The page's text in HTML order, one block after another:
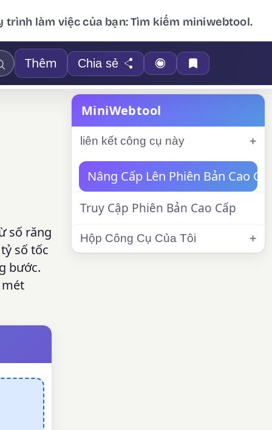
trình làm việc của bạn: Tìm kiếm miniwebtool.
Thêm Chia sẻ
số răng
số tốc
bước.
MiniWebtool
liên kết công cụ này
Nâng Cấp Lên Phiên Bản Cao
Truy Cập Phiên Bản Cao Cấp
Hộp Công Cụ Của Tôi